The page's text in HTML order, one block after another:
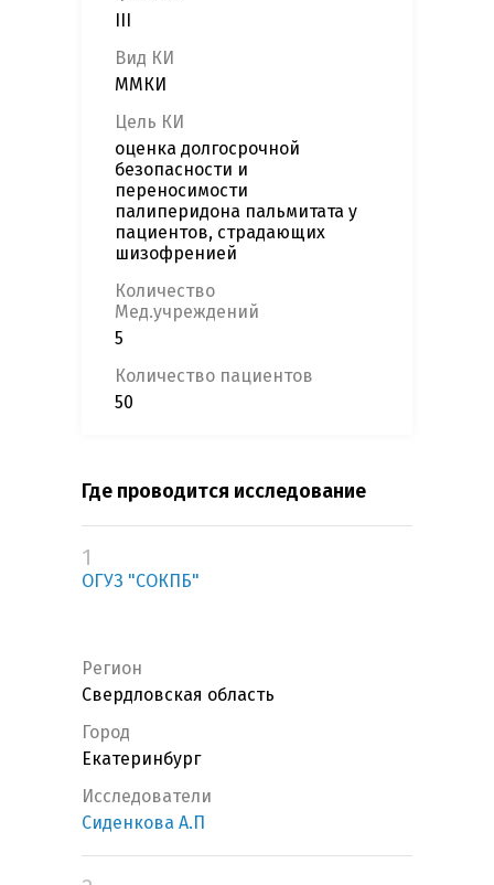
Вид КИ
ММКИ
Цель КИ
оценка долгосрочной
безопасности и
переносимости
палиперидона пальмитата у
пациентов, страдающих
шизофренией
Количество
Мед.учреждений
5
Количество пациентов
50
Где проводится исследование
1
ОГУЗ "СОКПБ"
Регион
Свердловская область
Город
Екатеринбург
Исследователи
Сиденкова А.П